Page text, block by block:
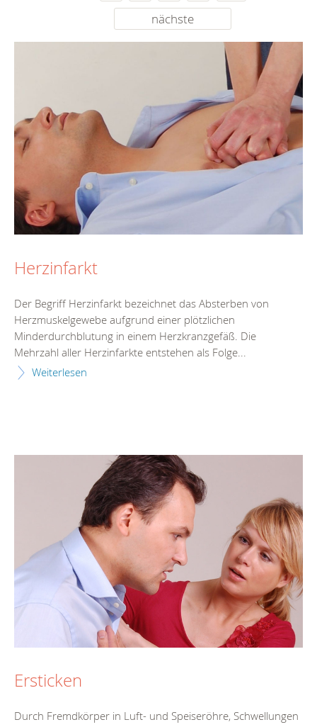
nächste
Herzinfarkt
Der Begriff Herzinfarkt bezeichnet das Absterben von
Herzmuskelgewebe aufgrund einer plötzlichen
Minderdurchblutung in einem Herzkranzgefäß. Die
Mehrzahl aller Herzinfarkte entstehen als Folge...
Weiterlesen
Ersticken
Durch Fremdkörper in Luft- und Speiseröhre, Schwellungen